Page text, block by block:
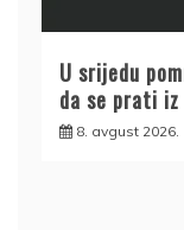
U srijedu
da se prati iz
8. avgust 2026.